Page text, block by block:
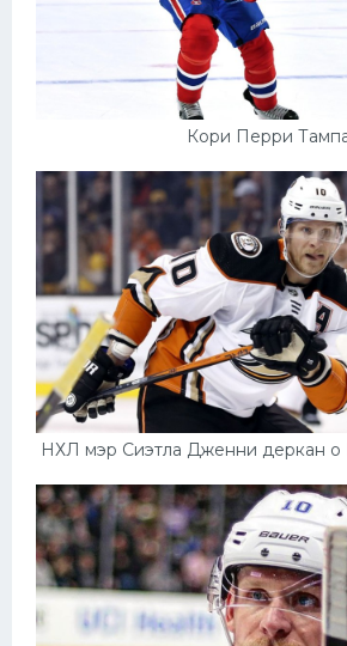
Кори Перри
НХЛ мэр Сиэтла Дженни деркан о